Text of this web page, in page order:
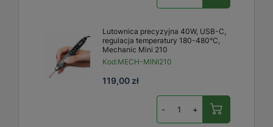
Lutownica precyzyjna 40W, USB-C,
regulacja temperatury 180-480°C,
Mechanic Mini 210
Kod:MECH-MINI210
119,00 zł
- +